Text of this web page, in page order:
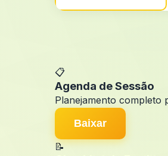
📋
Agenda de Sessão
Planejamento completo
Baixar
📝